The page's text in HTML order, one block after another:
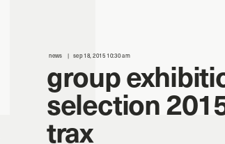
news sep 18, 2015 10:30 am
group
selection
trax